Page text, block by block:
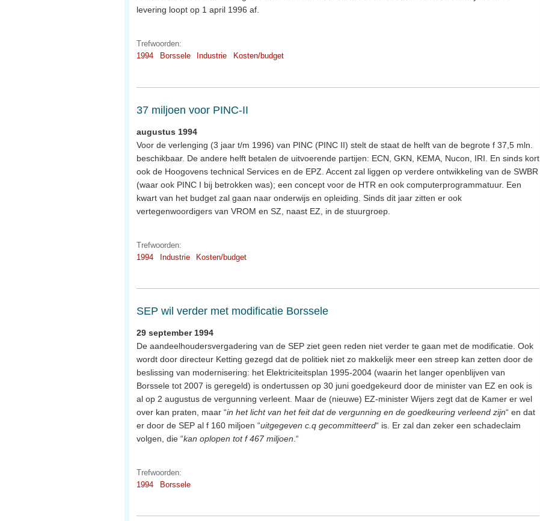
levering loopt op 1 april 1996 af.
Trefwoorden:
1994
Borssele Industrie Kosten/budget
37 miljoen voor PINC-II
augustus 1994
Voor de verlenging (3 jaar t/m 1996) van PINC (PINC II) stelt de staat de helft van de begrote f 37,5 mln.
beschikbaar. De andere helft betalen de uitvoerende partijen: ECN, GKN, KEMA, Nucon, IRI. En sinds kort
ook de Hoogovens technical Services en de EPZ. Accent zal liggen op verdere ontwikkeling van de SWBR
(waar ook PINC I bij betrokken was); een concept voor de HTR en ook computerprogrammatuur. Een
kwart van het budget zal gaan naar onderwijs en opleiding. Sinds dit jaar zitten er ook
vertegenwoordigers van VROM en SZ, naast EZ, in de stuurgroep.
Trefwoorden:
1994
Industrie Kosten/budget
SEP wil verder met modificatie Borssele
29 september 1994
De aandeelhoudersvergadering van de SEP ziet geen reden niet verder te gaan met de modificatie. Ook
wordt door directeur Ketting gezegd dat de politiek niet zo makkelijk meer een streep kan zetten door de
beslissing van modernisering: het Elektriciteitsplan 1995-2004 (waarin het langer openblijven van
Borssele tot 2007 is geregeld) is ondertussen op 30 juni goedgekeurd door de minister van EZ en ook is
al op 2 augustus de vergunning verleent. Maar de (nieuwe) EZ-minister Wijers zegt dat de Kamer er wel
over kan praten, maar “in het licht van het feit dat de vergunning en de goedkeuring verleend zijn“ en dat
er door de SEP al f 160 miljoen “uitgegeven c.q gecommitteerd“ is. Er zal dan zeker een schadeclaim
volgen, die “kan oplopen tot f 467 miljoen .“
Trefwoorden:
1994
Borssele